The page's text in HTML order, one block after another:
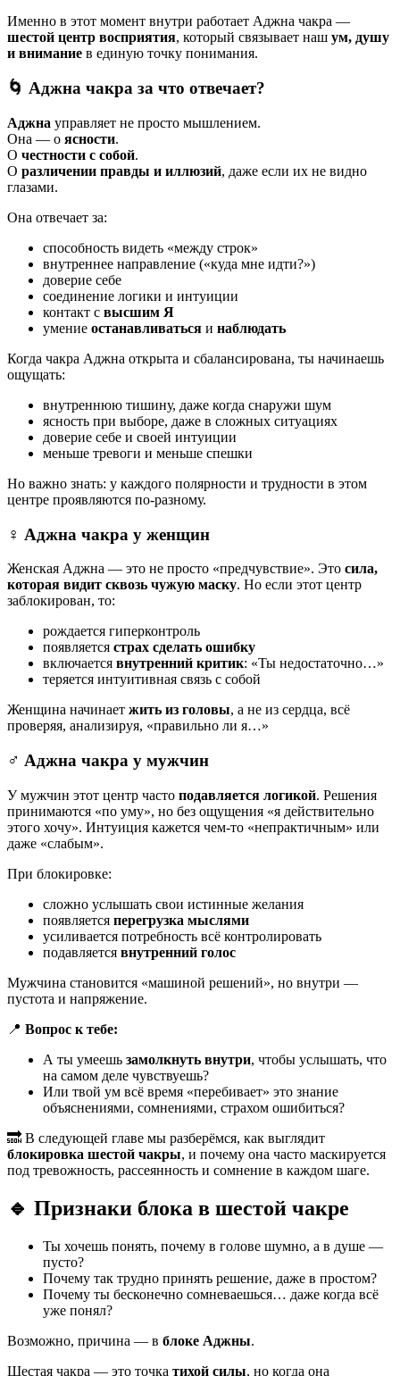
Именно в этот момент внутри работает Аджна чакра —
шестой центр восприятия, который связывает наш ум, душу
и внимание в единую точку понимания.
🌀 Аджна чакра за что отвечает?
Аджна управляет не просто мышлением.
Она — о ясности.
О честности с собой.
О различении правды и иллюзий, даже если их не видно
глазами.
Она отвечает за:
способность видеть «между строк»
внутреннее направление («куда мне идти?»)
доверие себе
соединение логики и интуиции
контакт с высшим Я
умение останавливаться и наблюдать
Когда чакра Аджна открыта и сбалансирована, ты начинаешь
ощущать:
внутреннюю тишину, даже когда снаружи шум
ясность при выборе, даже в сложных ситуациях
доверие себе и своей интуиции
меньше тревоги и меньше спешки
Но важно знать: у каждого полярности и трудности в этом
центре проявляются по-разному.
♀️ Аджна чакра у женщин
Женская Аджна — это не просто «предчувствие». Это сила,
которая видит сквозь чужую маску. Но если этот центр
заблокирован, то:
рождается гиперконтроль
появляется страх сделать ошибку
включается внутренний критик: «Ты недостаточно…»
теряется интуитивная связь с собой
Женщина начинает жить из головы, а не из сердца, всё
проверяя, анализируя, «правильно ли я…»
♂️ Аджна чакра у мужчин
У мужчин этот центр часто подавляется логикой. Решения
принимаются «по уму», но без ощущения «я действительно
этого хочу». Интуиция кажется чем-то «непрактичным» или
даже «слабым».
При блокировке:
сложно услышать свои истинные желания
появляется перегрузка мыслями
усиливается потребность всё контролировать
подавляется внутренний голос
Мужчина становится «машиной решений», но внутри —
пустота и напряжение.
📍 Вопрос к тебе:
А ты умеешь замолкнуть внутри, чтобы услышать, что
на самом деле чувствуешь?
Или твой ум всё время «перебивает» это знание
объяснениями, сомнениями, страхом ошибиться?
🔜 В следующей главе мы разберёмся, как выглядит
блокировка шестой чакры, и почему она часто маскируется
под тревожность, рассеянность и сомнение в каждом шаге.
🔹 Признаки блока в шестой чакре
Ты хочешь понять, почему в голове шумно, а в душе —
пусто?
Почему так трудно принять решение, даже в простом?
Почему ты бесконечно сомневаешься… даже когда всё
уже понял?
Возможно, причина — в блоке Аджны.
Шестая чакра — это точка тихой силы, но когда она